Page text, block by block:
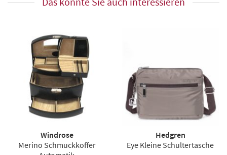
Windrose
Merino Schmuckkoffer
Hedgren
Eye Kleine Schultertasche